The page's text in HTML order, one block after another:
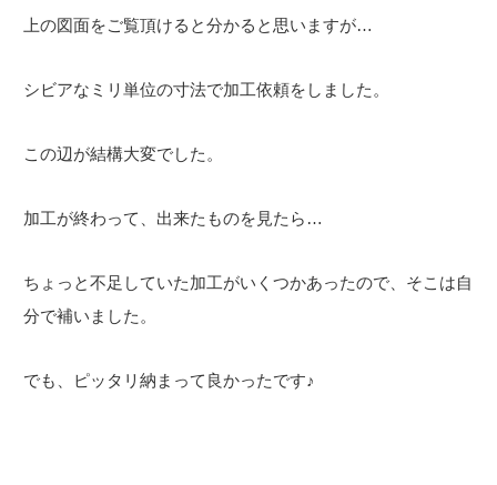
上の図面をご覧頂けると分かると思いますが…
シビアなミリ単位の寸法で加工依頼をしました。
この辺が結構大変でした。
加工が終わって、出来たものを見たら…
ちょっと不足していた加工がいくつかあったので、そこは自
分で補いました。
でも、ピッタリ納まって良かったです♪